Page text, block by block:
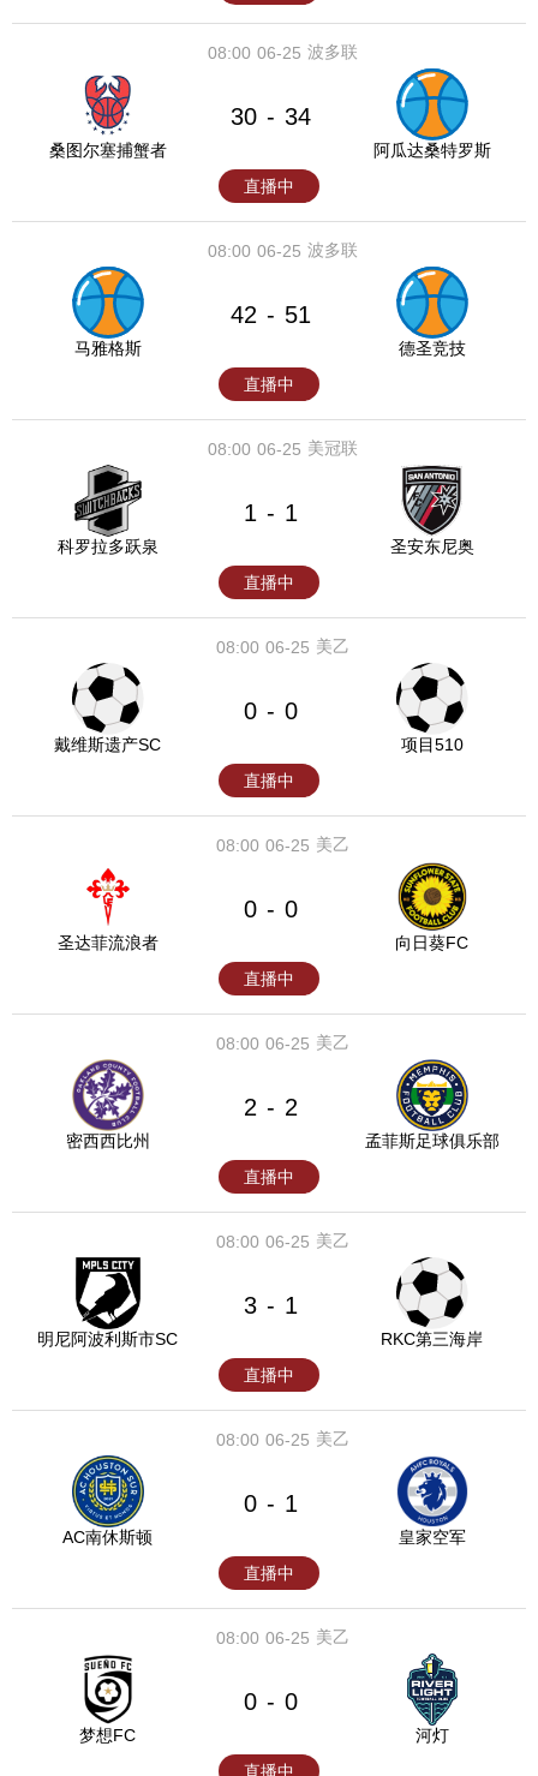
06-25
08:00 波多联
桑图尔塞捕蟹者
30 - 34
阿瓜达桑特罗斯
直播中
06-25
08:00 波多联
马雅格斯
42 - 51
德圣竞技
直播中
06-25
08:00 美冠联
科罗拉多跃泉
1 - 1
圣安东尼奥
直播中
06-25
08:00 美乙
戴维斯遗产SC
0 - 0
项目510
直播中
06-25
08:00 美乙
圣达菲流浪者
0 - 0
向日葵FC
直播中
06-25
08:00 美乙
密西西比州
2 - 2
孟菲斯足球俱乐部
直播中
06-25
08:00 美乙
明尼阿波利斯市SC
3 - 1
RKC第三海岸
直播中
06-25
08:00 美乙
AC南休斯顿
0 - 1
皇家空军
直播中
06-25
08:00 美乙
梦想FC
0 - 0
河灯
直播中